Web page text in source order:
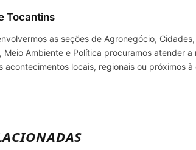
Tocantins
as seções de Agronegócio,
Meio Ambiente e Política procuramos atender
acontecimentos locais, regionais ou próximos à